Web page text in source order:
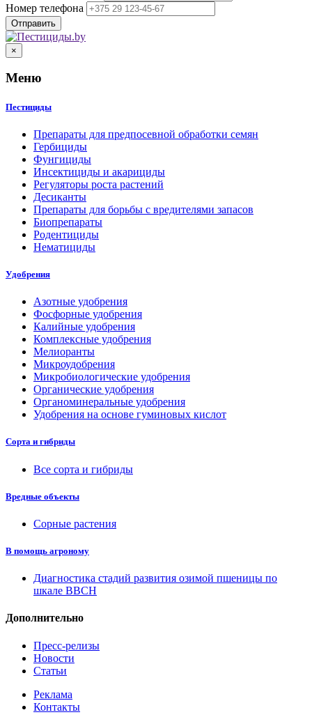
Номер телефона
×
Меню
Пестициды
Препараты для предпосевной обработки семян
Гербициды
Фунгициды
Инсектициды и акарициды
Регуляторы роста растений
Десиканты
Препараты для борьбы с вредителями запасов
Биопрепараты
Родентициды
Нематициды
Удобрения
Азотные удобрения
Фосфорные удобрения
Калийные удобрения
Комплексные удобрения
Мелиоранты
Микроудобрения
Микробиологические удобрения
Органические удобрения
Органоминеральные удобрения
Удобрения на основе гуминовых кислот
Сорта и гибриды
Все сорта и гибриды
Вредные объекты
Сорные растения
В помощь агроному
Диагностика стадий развития озимой пшеницы по
шкале ВВСН
Дополнительно
Пресс-релизы
Новости
Статьи
Реклама
Контакты